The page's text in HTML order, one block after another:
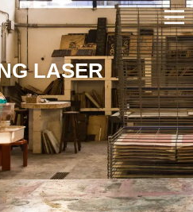
LASER